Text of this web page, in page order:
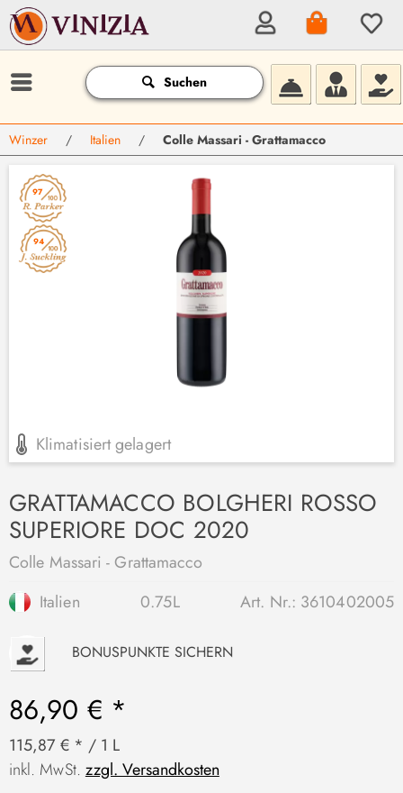
Suchen
Winzer / Italien / Colle Massari - Grattamacco
97
94
Klimatisiert gelagert
GRATTAMACCO BOLGHERI ROSSO
SUPERIORE DOC 2020
Colle Massari - Grattamacco
Italien
0.75L Art. Nr.: 3610402005
P BONUSPUNKTE SICHERN
86,90 € *
115,87 € * / 1 L
inkl. MwSt. zzgl. Versandkosten